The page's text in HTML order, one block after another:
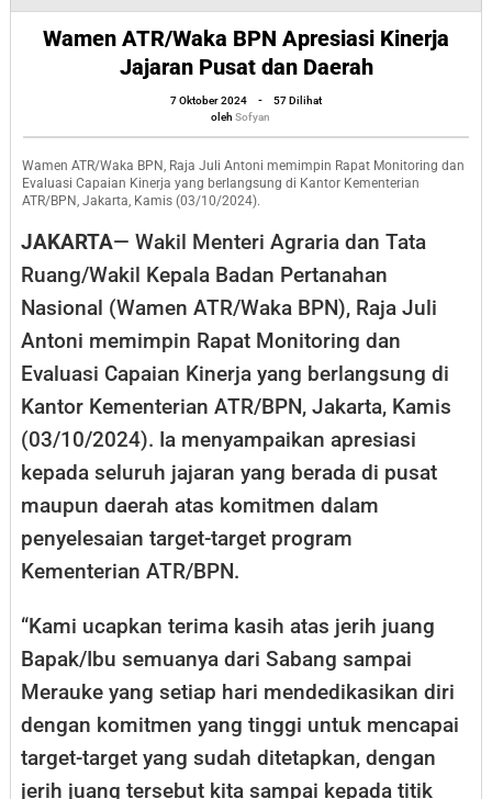
ATR/Waka
BPN
Apresiasi
Jajaran
Pusat
Daerah
Wamen ATR/Waka BPN Apresiasi Kinerja
Jajaran Pusat dan Daerah
7 Oktober 2024
oleh
Sofyan
-
57 Dilihat
oleh Sofyan
Wamen ATR/Waka BPN, Raja Juli Antoni memimpin Rapat Monitoring dan
Evaluasi Capaian Kinerja yang berlangsung di Kantor Kementerian
ATR/BPN, Jakarta, Kamis (03/10/2024).
JAKARTA— Wakil Menteri Agraria dan Tata
Ruang/Wakil Kepala Badan Pertanahan
Nasional (Wamen ATR/Waka BPN), Raja Juli
Antoni memimpin Rapat Monitoring dan
Evaluasi Capaian Kinerja yang berlangsung di
Kantor Kementerian ATR/BPN, Jakarta, Kamis
(03/10/2024). Ia menyampaikan apresiasi
kepada seluruh jajaran yang berada di pusat
maupun daerah atas komitmen dalam
penyelesaian target-target program
Kementerian ATR/BPN.
“Kami ucapkan terima kasih atas jerih juang
Bapak/Ibu semuanya dari Sabang sampai
Merauke yang setiap hari mendedikasikan diri
dengan komitmen yang tinggi untuk mencapai
target-target yang sudah ditetapkan, dengan
jerih juang tersebut kita sampai kepada titik